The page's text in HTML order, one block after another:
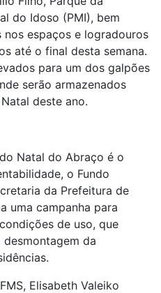
do Idoso (PMI), bem
espaços e logradouros
até o final desta semana.
para um dos galpões
serão armazenados
deste ano.
Natal do Abraço é o
o Fundo
da Prefeitura de
uma campanha para
de uso, que
da
Elisabeth Valeiko